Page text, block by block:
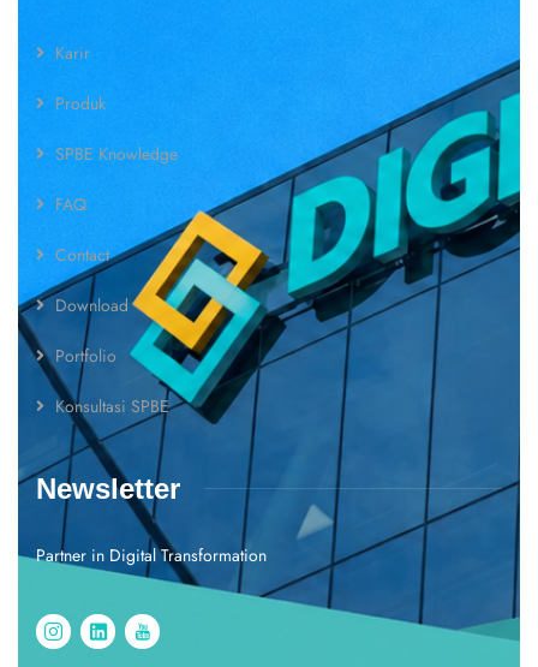
Karir
Produk
SPBE Knowledge
FAQ
Contact
Download
Portfolio
Konsultasi SPBE
Newsletter
Partner in Digital Transformation